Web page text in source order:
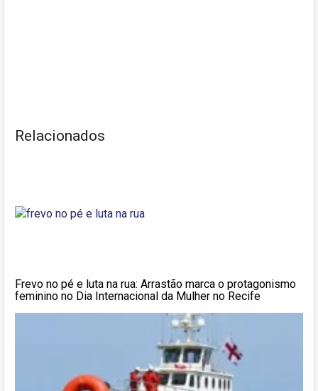
Relacionados
Frevo no pé e luta na rua: Arrastão marca o protagonismo
feminino no Dia Internacional da Mulher no Recife